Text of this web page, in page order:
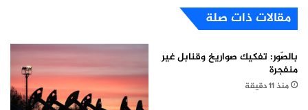
مقالات ذات صلة
بالصّور: تفكيك صواريخ وقنابل غير
منفجرة
منذ 11 دقيقة